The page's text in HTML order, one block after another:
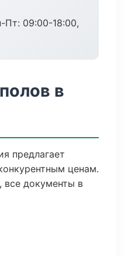
Пт: 09:00-18:00,
в
предлагает
ценам.
все документы в